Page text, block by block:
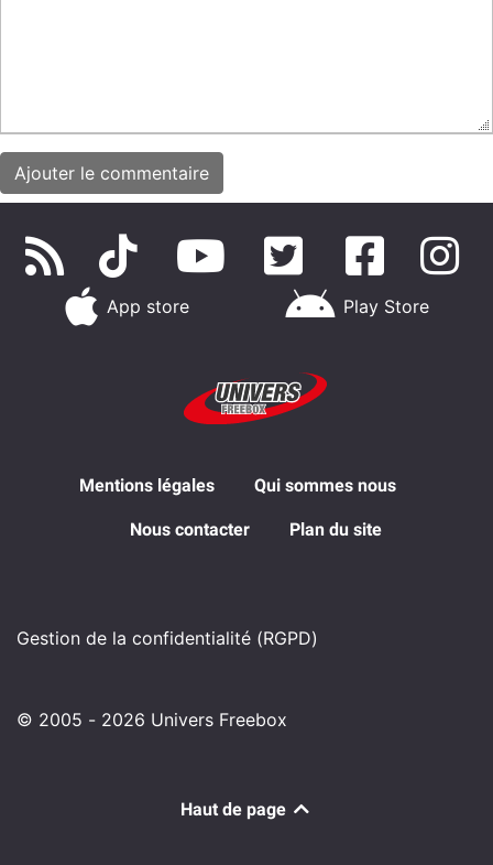
App store Play Store
Mentions légales Qui sommes nous
Nous contacter Plan du site
Gestion de la confidentialité (RGPD)
© 2005 - 2026 Univers Freebox
Haut de page